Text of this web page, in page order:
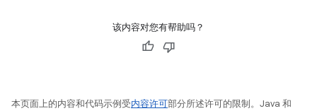
该内容对您有帮助吗？
本页面上的内容和代码示例受内容许可部分所述许可的限制。Java 和